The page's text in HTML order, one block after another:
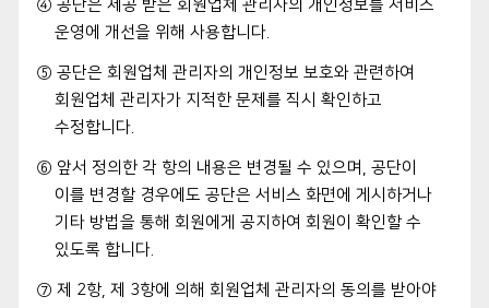
④ 공단은 제공 받은 회원업체 관리자의 개인정보를 서비스
운영에 개선을 위해 사용합니다.
⑤ 공단은 회원업체 관리자의 개인정보 보호와 관련하여
회원업체 관리자가 지적한 문제를 직시 확인하고
수정합니다.
⑥ 앞서 정의한 각 항의 내용은 변경될 수 있으며, 공단이
이를 변경할 경우에도 공단은 서비스 화면에 게시하거나
기타 방법을 통해 회원에게 공지하여 회원이 확인할 수
있도록 합니다.
⑦ 제 2항, 제 3항에 의해 회원업체 관리자의 동의를 받아야